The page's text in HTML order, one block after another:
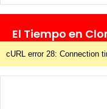
El Tiempo en
cURL error 28: Connection